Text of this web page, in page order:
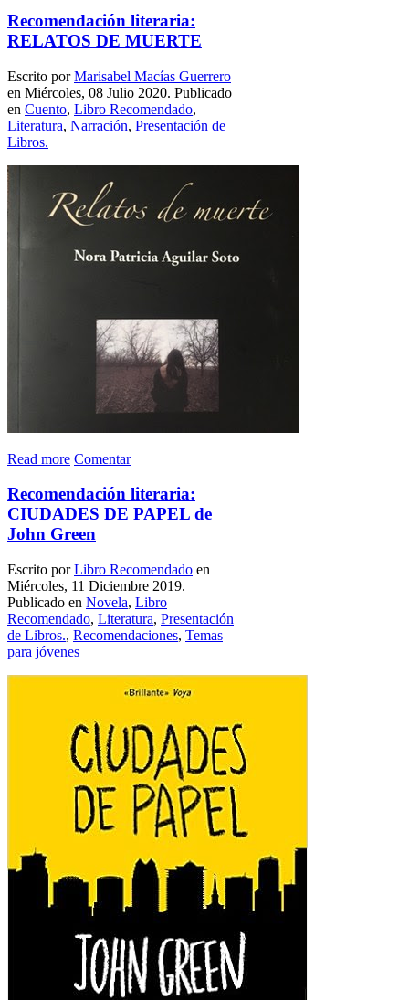
Recomendación literaria:
RELATOS DE MUERTE
Escrito porMarisabel Mací­as Guerrero
en Miércoles, 08 Julio 2020. Publicado
en Cuento, Libro Recomendado,
Literatura, Narración, Presentación de
Libros.
Read more Comentar
Recomendación literaria:
CIUDADES DE PAPEL de
John Green
Escrito porLibro Recomendado en
Miércoles, 11 Diciembre 2019.
Publicado en Novela, Libro
Recomendado, Literatura, Presentación
de Libros., Recomendaciones, Temas
para jóvenes